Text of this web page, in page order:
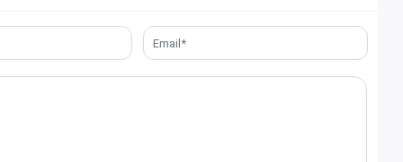
vị trí phù hợp nhất để thưởng thức trò chơi.